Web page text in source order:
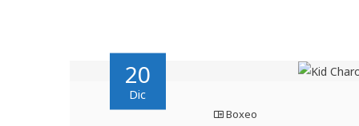
20
Dic
Boxeo